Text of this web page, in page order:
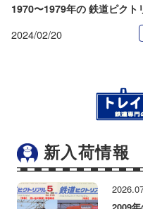
1970〜1979年の 鉄道ピクト
2024/02/20
新入荷情報
2009